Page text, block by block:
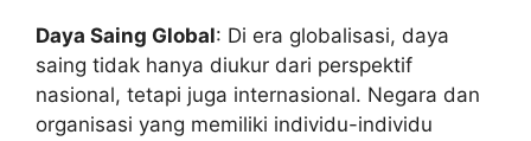
Daya Saing Global: Di era globalisasi, daya
saing tidak hanya diukur dari perspektif
nasional, tetapi juga internasional. Negara dan
organisasi yang memiliki individu-individu